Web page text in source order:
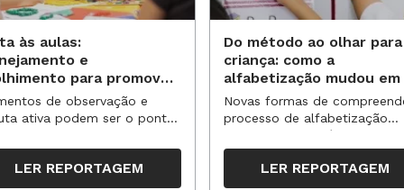
Há tantas famílias, de alunos ou não,
nesse momento difícil;
que esteja precisando mais de
às aulas:
e
para promover
aprendizagens
de observação e
ativa podem ser o ponto
espaços e propostas no
semestre
LER REPORTAGEM
Do método ao olhar para
criança: como a
alfabetização mudou em
anos?
Novas formas de
processo de alfabetização
influenciaram políticas e
práticas, transformando o
da leitura e da escrita
LER REPORTAGEM